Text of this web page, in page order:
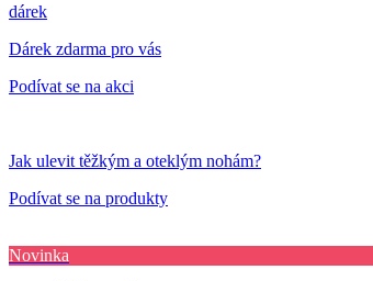
dárek
Dárek zdarma pro vás
Podívat se na akci
Jak ulevit těžkým a oteklým nohám?
Podívat se na produkty
Novinka